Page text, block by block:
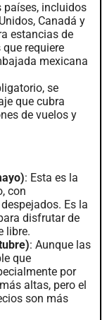
países, incluidos
Canadá y
estancias de
requiere
mexicana
se
que cubra
de vuelos y
: Esta es la
con
Es la
disfrutar de
libre.
: Aunque las
que
por
altas, pero el
son más